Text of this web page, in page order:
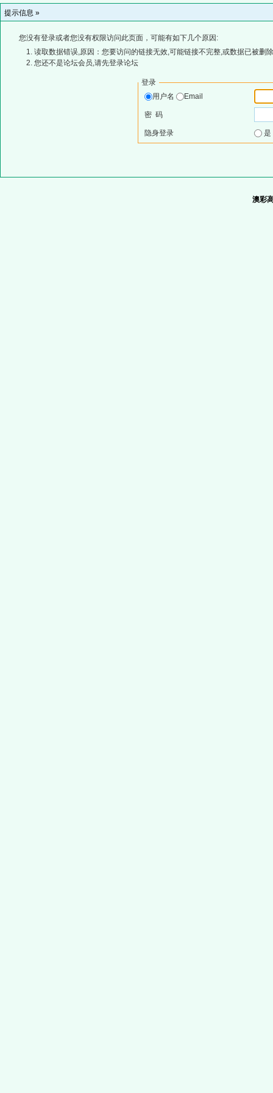
提示信息 »
您没有登录或者您没有权限访问此页面，可能有如下几个原因:
读取数据错误,原因：您要访问的链接无效,可能链接不完整,或数据已被删
您还不是论坛会员,请先登录论坛
登录
用户名
Email
密 码
隐身登录
澳彩